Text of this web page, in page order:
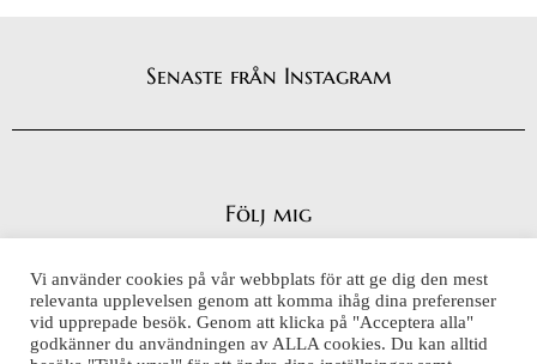
Senaste från Instagram
Följ mig
Integritetspolicy
Cookiepolicy
Vi använder cookies på vår webbplats för att ge dig den mest
relevanta upplevelsen genom att komma ihåg dina preferenser
vid upprepade besök. Genom att klicka på "Acceptera alla"
godkänner du användningen av ALLA cookies. Du kan alltid